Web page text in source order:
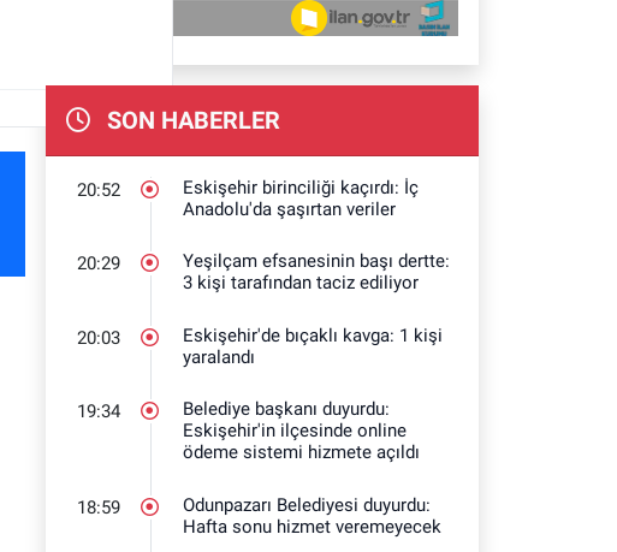
SON HABERLER
20:52
Eskişehir birinciliği kaçırdı: İç
Anadolu'da şaşırtan veriler
20:29
Yeşilçam efsanesinin başı dertte:
3 kişi tarafından taciz ediliyor
20:03
Eskişehir'de bıçaklı kavga: 1 kişi
yaralandı
19:34
Belediye başkanı duyurdu:
Eskişehir'in ilçesinde online
ödeme sistemi hizmete açıldı
18:59
Odunpazarı Belediyesi duyurdu:
Hafta sonu hizmet veremeyecek